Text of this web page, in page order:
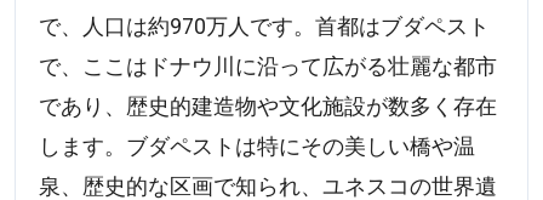
で、人口は約970万人です。首都はブダペスト
で、ここはドナウ川に沿って広がる壮麗な都市
であり、歴史的建造物や文化施設が数多く存在
します。ブダペストは特にその美しい橋や温
泉、歴史的な区画で知られ、ユネスコの世界遺